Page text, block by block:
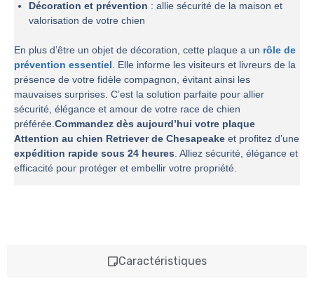
Caractéristiques
Décoration et prévention : allie sécurité de la maison et
valorisation de votre chien
En plus d’être un objet de décoration, cette plaque a un rôle de
prévention essentiel. Elle informe les visiteurs et livreurs de la
présence de votre fidèle compagnon, évitant ainsi les
mauvaises surprises. C’est la solution parfaite pour allier
sécurité, élégance et amour de votre race de chien
préférée.Commandez dès aujourd’hui votre plaque
Attention au chien Retriever de Chesapeake et profitez d’une
expédition rapide sous 24 heures. Alliez sécurité, élégance et
efficacité pour protéger et embellir votre propriété.